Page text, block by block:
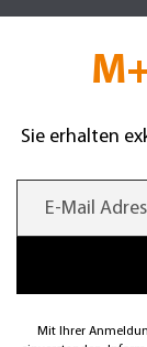
Sie erhalten
Mit Ihrer